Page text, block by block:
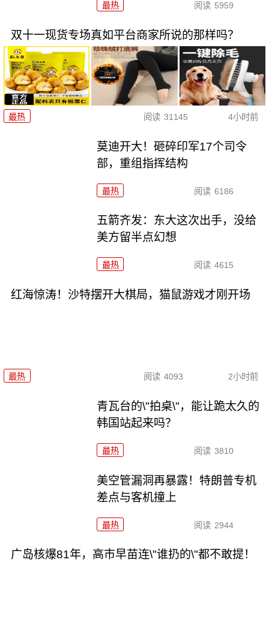
最热 阅读 5959
双十一现货专场真如平台商家所说的那样吗？
最热 阅读 31145 4小时前
莫迪开大！砸碎印军17个司令
部，重组指挥结构
最热 阅读 6186
五箭齐发：东大这次出手，没给
美方留半点幻想
最热 阅读 4615
红海惊涛！沙特摆开大棋局，猫鼠游戏才刚开场
最热 阅读 4093 2小时前
青瓦台的\"拍桌\"，能让跪太久的
韩国站起来吗？
最热 阅读 3810
美空管漏洞再暴露！特朗普专机
差点与客机撞上
最热 阅读 2944
广岛核爆81年，高市早苗连\"谁扔的\"都不敢提！